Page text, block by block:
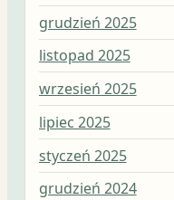
grudzień 2025
listopad 2025
wrzesień 2025
lipiec 2025
styczeń 2025
grudzień 2024